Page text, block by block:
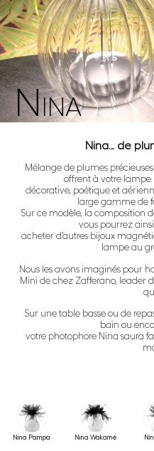
NINA
Nina… de
Mélange de plumes
offrent à votre
décorative, poétique et
large gamme de
Sur ce modèle, la composition
vous pourrez
acheter d’autres bijoux
lampe au
Nous les avons imaginés pour
Mini de chez Zafferano, leader
Sur une table basse ou de
bain ou
votre photophore Nina saura
Nina Pampa Nina Wakamé